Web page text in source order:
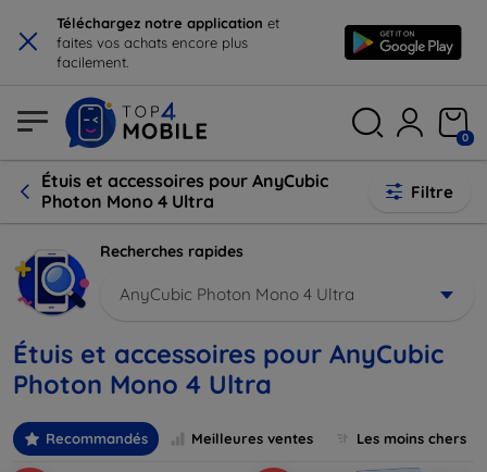
× Téléchargez notre application et
faites vos achats encore plus
facilement.
0
Étuis et accessoires pour AnyCubic
Photon Mono 4 Ultra
Filtre
Recherches rapides
AnyCubic Photon Mono 4 Ultra
Étuis et accessoires pour AnyCubic
Photon Mono 4 Ultra
Recommandés Meilleures ventes Les moins chers